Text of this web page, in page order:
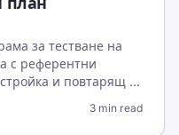
за тестване на
с референтни
и повтарящ се
3 min read